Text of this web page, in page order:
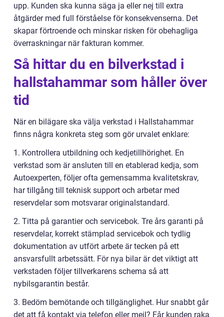
upp. Kunden ska kunna säga ja eller nej till extra
åtgärder med full förståelse för konsekvenserna. Det
skapar förtroende och minskar risken för obehagliga
överraskningar när fakturan kommer.
Så hittar du en bilverkstad i
hallstahammar som håller över
tid
När en bilägare ska välja verkstad i Hallstahammar
finns några konkreta steg som gör urvalet enklare:
1. Kontrollera utbildning och kedjetillhörighet. En
verkstad som är ansluten till en etablerad kedja, som
Autoexperten, följer ofta gemensamma kvalitetskrav,
har tillgång till teknisk support och arbetar med
reservdelar som motsvarar originalstandard.
2. Titta på garantier och servicebok. Tre års garanti på
reservdelar, korrekt stämplad servicebok och tydlig
dokumentation av utfört arbete är tecken på ett
ansvarsfullt arbetssätt. För nya bilar är det viktigt att
verkstaden följer tillverkarens schema så att
nybilsgarantin består.
3. Bedöm bemötande och tillgänglighet. Hur snabbt går
det att få kontakt via telefon eller mejl? Får kunden raka